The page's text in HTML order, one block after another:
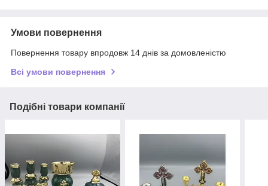
Умови повернення
Повернення товару впродовж 14 днів за домовленістю
Всі умови повернення
Подібні товари компанії